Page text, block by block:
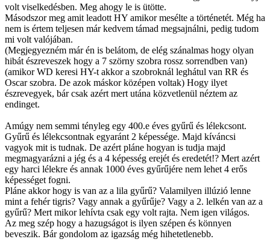
volt viselkedésben. Meg ahogy le is ütötte.
Másodszor meg amit leadott HY amikor mesélte a történetét. Még ha
nem is értem teljesen már kedvem támad megsajnálni, pedig tudom
mi volt valójában.
(Megjegyezném már én is belátom, de elég szánalmas hogy olyan
hibát észreveszek hogy a 7 szörny szobra rossz sorrendben van)
(amikor WD keresi HY-t akkor a szobroknál leghátul van RR és
Oscar szobra. De azok máskor középen voltak) Hogy ilyet
észrevegyek, bár csak azért mert utána közvetlenül néztem az
endinget.
Amúgy nem semmi tényleg egy 400.e éves gyűrű és lélekcsont.
Gyűrű és lélekcsontnak egyaránt 2 képessége. Majd kíváncsi
vagyok mit is tudnak. De azért pláne hogyan is tudja majd
megmagyarázni a jég és a 4 képesség erejét és eredetét!? Mert azért
egy harci lélekre és annak 1000 éves gyűrűjére nem lehet 4 erős
képességet fogni.
Pláne akkor hogy is van az a lila gyűrű? Valamilyen illúzió lenne
mint a fehér tigris? Vagy annak a gyűrűje? Vagy a 2. lelkén van az a
gyűrű? Mert mikor lehívta csak egy volt rajta. Nem igen világos.
Az meg szép hogy a hazugságot is ilyen szépen és könnyen
beveszik. Bár gondolom az igazság még hihetetlenebb.